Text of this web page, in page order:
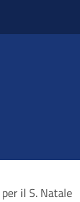
il S. Natale